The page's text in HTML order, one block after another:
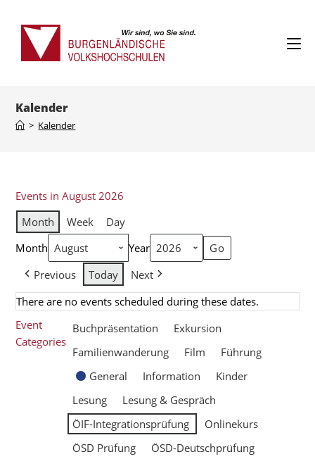
Kalender
> Kalender
Events in August 2026
Month
Week
Day
Month
Year
Previous
Today
Next
There are no events scheduled during these dates.
Event
Categories
Buchpräsentation
Exkursion
Familienwanderung
Film
Führung
General
Information
Kinder
Lesung
Lesung & Gespräch
ÖIF-Integrationsprüfung
Onlinekurs
ÖSD Prüfung
ÖSD-Deutschprüfung